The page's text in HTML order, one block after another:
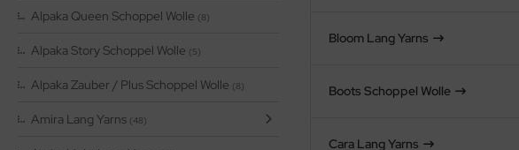
Alpaka Queen Schoppel Wolle (8)
Alpaka Story Schoppel Wolle (5)
Alpaka Zauber / Plus Schoppel Wolle (8)
Amira Lang Yarns (48)
Bloom Lang Yarns
Boots Schoppel Wolle
Cara Lang Yarns